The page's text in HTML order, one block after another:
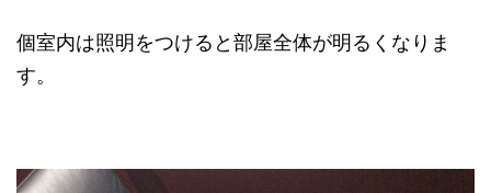
個室内は照明をつけると部屋全体が明るくなりま
す。